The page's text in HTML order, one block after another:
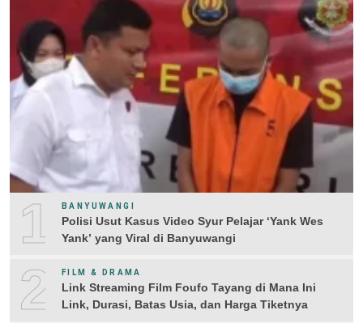
1 BANYUWANGI
Polisi Usut Kasus Video Syur Pelajar ‘Yank Wes
Yank’ yang Viral di Banyuwangi
2 FILM & DRAMA
Link Streaming Film Foufo Tayang di Mana Ini
Link, Durasi, Batas Usia, dan Harga Tiketnya